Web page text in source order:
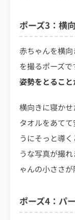
ポーズ3：横
赤ちゃんを横
を撮るポーズ
姿勢をとること
横向きに寝か
タオルをあて
うにそっと導
うな写真が撮
ゃんの小ささ
ポーズ4：パ